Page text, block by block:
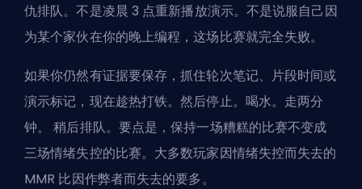
仇排队。不是凌晨 3 点重新播放演示。不是说服自己因
为某个家伙在你的晚上编程，这场比赛就完全失败。
如果你仍然有证据要保存，抓住轮次笔记、片段时间或
演示标记，现在趁热打铁。然后停止。喝水。走两分
钟。稍后排队。要点是，保持一场糟糕的比赛不变成
三场情绪失控的比赛。大多数玩家因情绪失控而失去的
MMR 比因作弊者而失去的要多。